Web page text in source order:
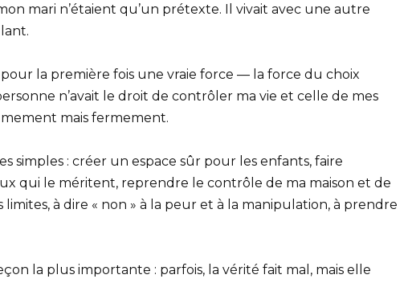
mari n’étaient qu’un prétexte. Il vivait avec une autre
pour la première fois une vraie force — la force du choix
n’avait le droit de contrôler ma vie et celle de mes
mais fermement.
simples : créer un espace sûr pour les enfants, faire
qui le méritent, reprendre le contrôle de ma maison et de
limites, à dire « non » à la peur et à la manipulation, à prendre
la plus importante : parfois, la vérité fait mal, mais elle